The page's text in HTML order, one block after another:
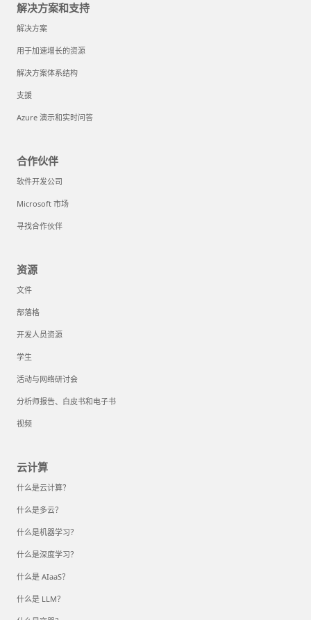
解决方案和支持
解决方案
用于加速增长的资源
解决方案体系结构
支援
Azure 演示和实时问答
合作伙伴
软件开发公司
Microsoft 市场
寻找合作伙伴
资源
文件
部落格
开发人员资源
学生
活动与网络研讨会
分析师报告、白皮书和电子书
视频
云计算
什么是云计算？
什么是多云？
什么是机器学习？
什么是深度学习？
什么是 AIaaS？
什么是 LLM？